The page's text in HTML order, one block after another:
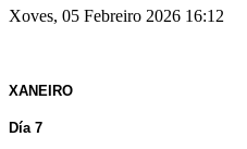
Xoves, 05 Febreiro 2026 16:12
XANEIRO
Día 7